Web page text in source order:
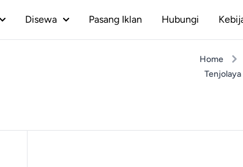
Disewa Pasang Iklan Hubungi
Home
Tenjolaya